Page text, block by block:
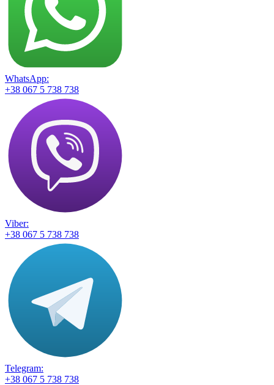
WhatsApp:
+38 067 5 738 738
Viber:
+38 067 5 738 738
Telegram:
+38 067 5 738 738